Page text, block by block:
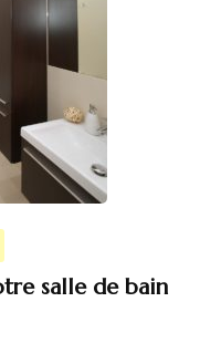
salle de bain